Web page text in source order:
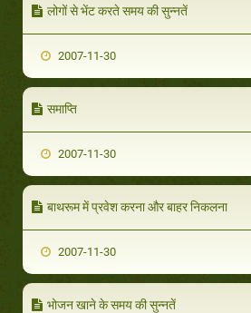
लोगों से भेंट करते समय की सुन्नतें
2007-11-30
समाप्ति
2007-11-30
बाथरूम में प्रवेश करना और बाहर निकलना
2007-11-30
भोजन खाने के समय की सुन्नतें